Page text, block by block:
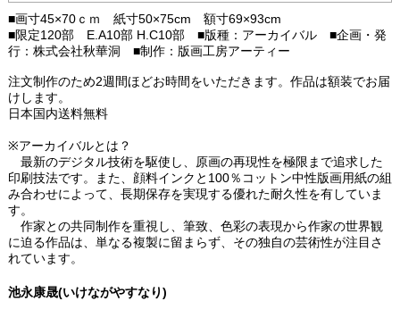
■画寸45×70ｃｍ 紙寸50×75cm 額寸69×93cm
■限定120部 E.A10部 H.C10部 ■版種：アーカイバル ■企画・発
行：株式会社秋華洞 ■制作：版画工房アーティー
注文制作のため2週間ほどお時間をいただきます。作品は額装でお届
けします。
日本国内送料無料
※アーカイバルとは？
最新のデジタル技術を駆使し、原画の再現性を極限まで追求した
印刷技法です。また、顔料インクと100％コットン中性版画用紙の組
み合わせによって、長期保存を実現する優れた耐久性を有していま
す。
作家との共同制作を重視し、筆致、色彩の表現から作家の世界観
に迫る作品は、単なる複製に留まらず、その独自の芸術性が注目さ
れています。
池永康晟(いけながやすなり)